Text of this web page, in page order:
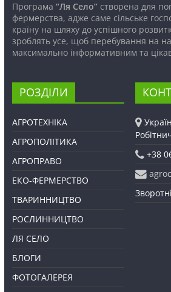
Програма “Ля Село”створена для
фермерства, адже саме сільське
країну на шляху до успішного
зроблять усе, щоб перебування на
максимально інформативним та
РОЗДІЛИ
АГРОТЕХНІКА
АГРОПОЛІТИКА
АГРОПРАВО
ЕКО-ФЕРМЕРСТВО
ТВАРИННИЦТВО
РОСЛИННИЦТВО
ЛЯ СЕЛО
БЛОГИ
ФОТОГАЛЕРЕЯ
+38